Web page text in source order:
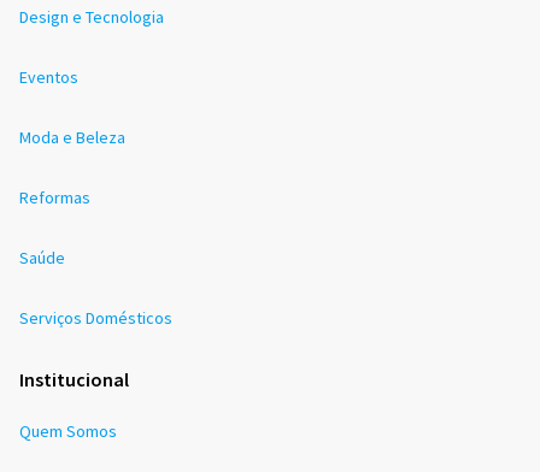
Design e Tecnologia
Eventos
Moda e Beleza
Reformas
Saúde
Serviços Domésticos
Institucional
Quem Somos